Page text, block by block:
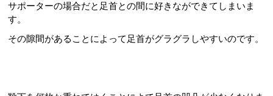
サポーターの場合だと足首との間に好きなができてしまいま
す。
その隙間があることによって足首がグラグラしやすいのです。